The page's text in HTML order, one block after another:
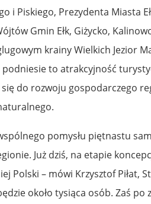
i Piskiego, Prezydenta Miasta
Gmin Ełk, Giżycko,
krainy Wielkich Jezior
to atrakcyjność
do rozwoju gospodarczego
pomysłu piętnastu
Już dziś, na etapie
– mówi Krzysztof Piłat,
około tysiąca osób. Zaś po